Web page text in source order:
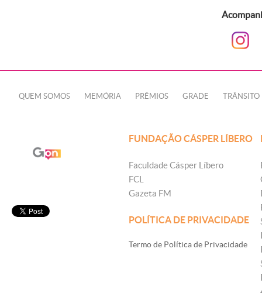
QUEM SOMOS MEMÓRIA PRÊMIOS GRADE TRÂNSITO
FUNDAÇÃO CÁSPER LÍBERO
Faculdade Cásper Líbero
FCL
Gazeta FM
POLÍTICA DE PRIVACIDADE
Termo de Política de Privacidade